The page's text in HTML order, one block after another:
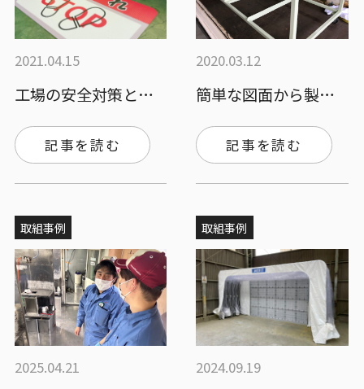
2021.04.15
工場の安全対策として、安全標識シートを採…
記事を読む
2020.03.12
簡単な図面から製作致します
記事を読む
取組事例
2025.04.21
取組事例
2024.09.19